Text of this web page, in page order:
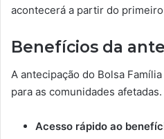
acontecerá a partir do
Benefícios da
A antecipação do Bolsa
para as comunidades
Acesso rápido ao